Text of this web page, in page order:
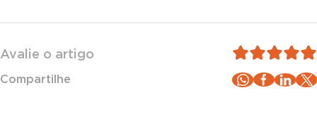
Avalie o artigo
Compartilhe